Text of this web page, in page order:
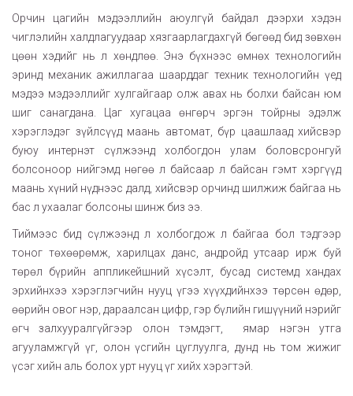
Орчин цагийн мэдээллийн аюулгүй байдал дээрхи хэдэн
чиглэлийн халдлагуудаар хязгаарлагдахгүй бөгөөд бид зөвхөн
цөөн хэдийг нь л хөндлөө. Энэ бүхнээс өмнөх технологийн
эринд механик ажиллагаа шаарддаг техник технологийн үед
мэдээ мэдээллийг хулгайгаар олж авах нь болхи байсан юм
шиг санагдана. Цаг хугацаа өнгөрч эргэн тойрны эдэлж
хэрэглэдэг зүйлсүүд маань автомат, бүр цаашлаад хийсвэр
буюу интернэт сүлжээнд холбогдон улам боловсронгуй
болсоноор нийгэмд нөгөө л байсаар л байсан гэмт хэргүүд
маань хүний нүднээс далд, хийсвэр орчинд шилжиж байгаа нь
бас л ухаалаг болсоны шинж биз ээ.
Тиймээс бид сүлжээнд л холбогдож л байгаа бол тэдгээр
тоног төхөөрөмж, харилцах данс, андройд утсаар ирж буй
төрөл бүрийн аппликейшний хүсэлт, бусад системд хандах
эрхийнхээ хэрэглэгчийн нууц үгээ хүүхдийнхээ төрсөн өдөр,
өөрийн овог нэр, дараалсан цифр, гэр бүлийн гишүүний нэрийг
өгч залхууралгүйгээр олон тэмдэгт, ямар нэгэн утга
агууламжгүй үг, олон үсгийн цуглуулга, дунд нь том жижиг
үсэг хийн аль болох урт нууц үг хийх хэрэгтэй.